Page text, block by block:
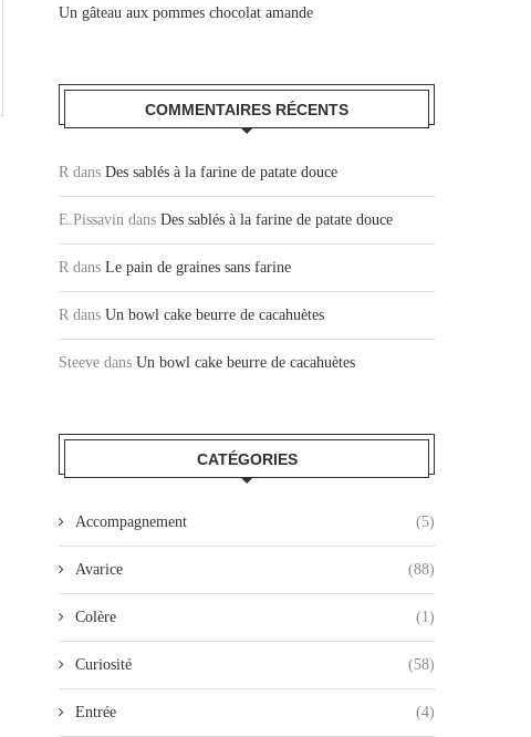
Un gâteau aux pommes chocolat amande
COMMENTAIRES RÉCENTS
R dans Des sablés à la farine de patate douce
E.Pissavin dans Des sablés à la farine de patate douce
R dans Le pain de graines sans farine
R dans Un bowl cake beurre de cacahuètes
Steeve dans Un bowl cake beurre de cacahuètes
CATÉGORIES
Accompagnement (5)
Avarice (88)
Colère (1)
Curiosité (58)
Entrée (4)